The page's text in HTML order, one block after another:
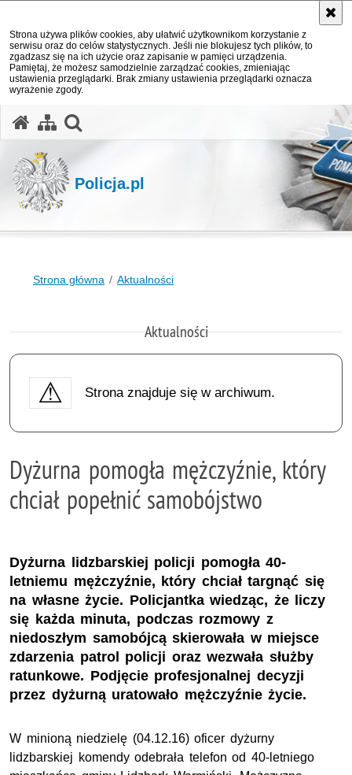
Strona używa plików cookies, aby ułatwić użytkownikom korzystanie z
serwisu oraz do celów statystycznych. Jeśli nie blokujesz tych plików, to
zgadzasz się na ich użycie oraz zapisanie w pamięci urządzenia.
Pamiętaj, że możesz samodzielnie zarządzać cookies, zmieniając
ustawienia przeglądarki. Brak zmiany ustawienia przeglądarki oznacza
wyrażenie zgody.
Policja.pl
Strona główna Aktualności
Aktualności
Strona znajduje się w archiwum.
Dyżurna pomogła mężczyźnie, który
chciał popełnić samobójstwo
Dyżurna lidzbarskiej policji pomogła 40-
letniemu mężczyźnie, który chciał targnąć się
na własne życie. Policjantka wiedząc, że liczy
się każda minuta, podczas rozmowy z
niedoszłym samobójcą skierowała w miejsce
zdarzenia patrol policji oraz wezwała służby
ratunkowe. Podjęcie profesjonalnej decyzji
przez dyżurną uratowało mężczyźnie życie.
W minioną niedzielę (04.12.16) oficer dyżurny
lidzbarskiej komendy odebrała telefon od 40-letniego